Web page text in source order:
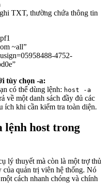
TXT, thường chứa thông tin
~all”
4752-
tùy chọn -a:
có thể dùng lệnh: host -a
về một danh sách đầy đủ các
ích khi cần kiểm tra toàn diện.
lệnh host trong
lý thuyết mà còn là một trợ thủ
quản trị viên hệ thống. Nó
cách nhanh chóng và chính